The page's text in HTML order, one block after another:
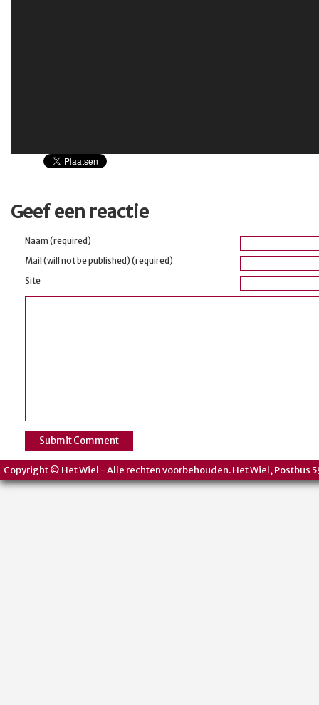
Geef een reactie
Naam (required)
Mail (will not be published) (required)
Site
Copyright © Het Wiel - Alle rechten voorbehouden. Het Wiel, Postbus